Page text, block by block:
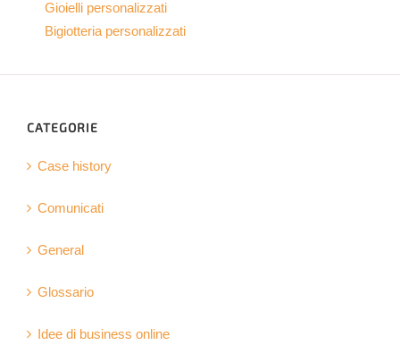
Gioielli personalizzati
Bigiotteria personalizzati
CATEGORIE
Case history
Comunicati
General
Glossario
Idee di business online